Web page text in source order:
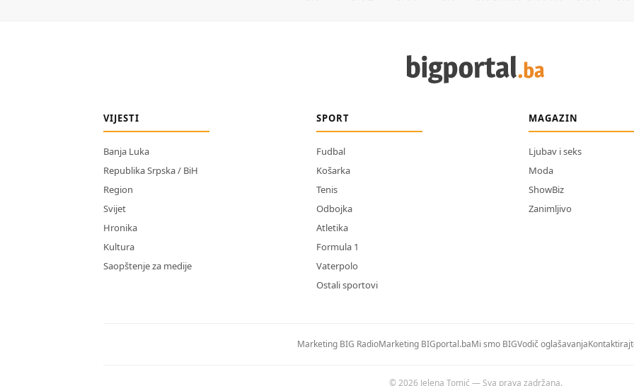
VIJESTI
Banja Luka
Republika Srpska / BiH
Region
Svijet
Hronika
Kultura
Saopštenje za medije
SPORT
Fudbal
Košarka
Tenis
Odbojka
Atletika
Formula 1
Vaterpolo
Ostali sportovi
MAGAZIN
Ljubav i seks
Moda
ShowBiz
Zanimljivo
Marketing BIG RadioMarketing BIGportal.baMi smo BIGVodič oglašavanja
© 2026 Jelena Tomić — Sva prava zadržana.